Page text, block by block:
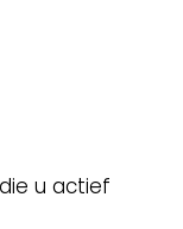
u actief